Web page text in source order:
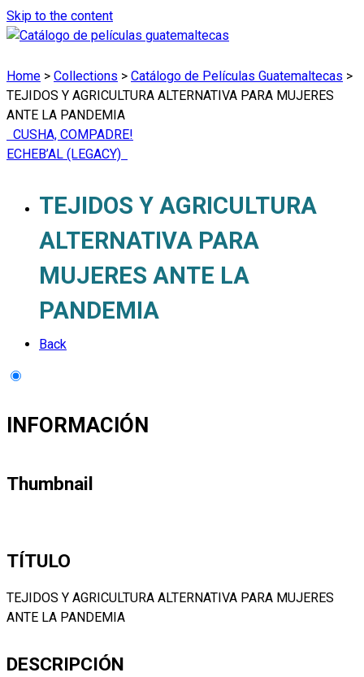
Skip to the content
Home > Collections > Catálogo de Películas Guatemaltecas >
TEJIDOS Y AGRICULTURA ALTERNATIVA PARA MUJERES
ANTE LA PANDEMIA
CUSHA, COMPADRE!
ECHEB’AL (LEGACY)
TEJIDOS Y AGRICULTURA
ALTERNATIVA PARA
MUJERES ANTE LA
PANDEMIA
Back
INFORMACIÓN
Thumbnail
TÍTULO
TEJIDOS Y AGRICULTURA ALTERNATIVA PARA MUJERES
ANTE LA PANDEMIA
DESCRIPCIÓN